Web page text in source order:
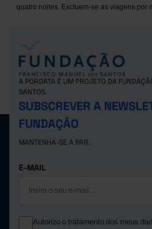
quatro noites. Excluem-se as viagens por
A PORDATA É UM PROJETO DA
SANTOS.
SUBSCREVER A
FUNDAÇÃO
MANTENHA-SE A PAR.
E-MAIL
Autorizo o tratamento dos meus